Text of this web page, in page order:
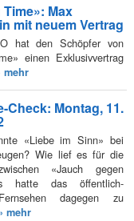
Max
mit neuem Vertrag
hat den Schöpfer von
einen Exklusivvertrag
mehr
Check: Montag, 11.
«Liebe im Sinn» bei
Wie lief es für die
«Jauch gegen
hatte das öffentlich-
dagegen zu
mehr